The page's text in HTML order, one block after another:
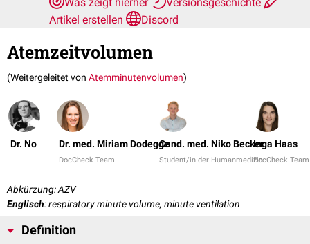
Artikel erstellen
Discord
Atemzeitvolumen
(Weitergeleitet von Atemminutenvolumen)
Dr. No Dr. med. Miriam Dodegge
DocCheck Team
Cand. med. Niko Becker
Student/in der Humanmedizin
Inga Haas
DocCheck Team
Abkürzung: AZV
Englisch: respiratory minute volume, minute ventilation
Definition